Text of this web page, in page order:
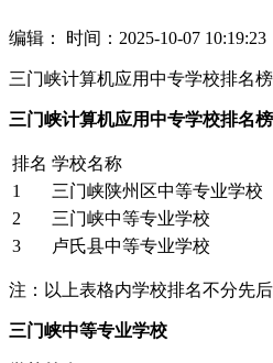
编辑： 时间：2025-10-07 10:19:23
三门峡计算机应用中专学校排名
三门峡计算机应用中专学校排名榜
排名 学校名称
1
三门峡陕州区中等专业学校
2
三门峡中等专业学校
3
卢氏县中等专业学校
注：以上表格内学校排名不分先
三门峡中等专业学校